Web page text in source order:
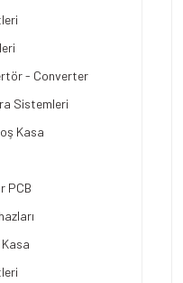
- Converter
Sistemleri
Kasa
PCB